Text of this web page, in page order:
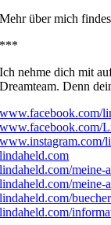
Mehr über mich
***
Ich nehme dich mit
Dreamteam. Denn
www.facebook.com/
www.facebook.com/
www.instagram.com/
lindaheld.com
lindaheld.com/meine-
lindaheld.com/meine-
lindaheld.com/
lindaheld.com/